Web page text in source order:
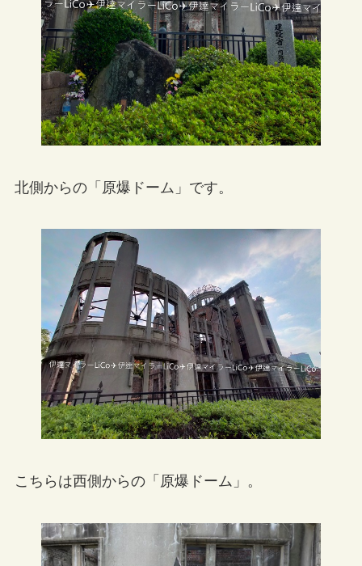
北側からの「原爆ドーム」です。
こちらは西側からの「原爆ドーム」。